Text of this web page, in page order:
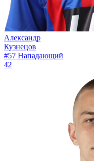
Александр
Кузнецов
#57 Нападающий
42